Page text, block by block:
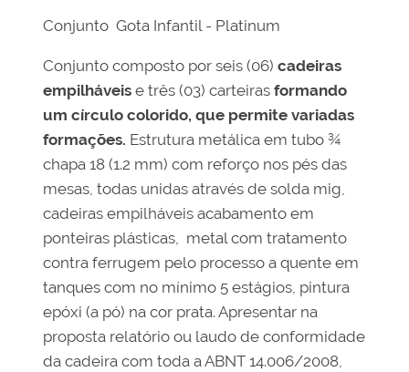
Conjunto Gota Infantil - Platinum
Conjunto composto por seis (06)cadeiras
empilháveis e três (03) carteirasformando
um círculo colorido, que permite variadas
formações. Estrutura metálica em tubo ¾
chapa 18 (1.2 mm) com reforço nos pés das
mesas, todas unidas através de solda mig,
cadeiras empilháveis acabamento em
ponteiras plásticas, metal com tratamento
contra ferrugem pelo processo a quente em
tanques com no mínimo 5 estágios, pintura
epóxi (a pó) na cor prata. Apresentar na
proposta relatório ou laudo de conformidade
da cadeira com toda a ABNT 14.006/2008,